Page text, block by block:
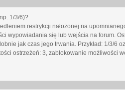
1/3/6)?
restrykcji nałożonej na
wypowiadania się lub wejścia na forum.
jak czas jego trwania. Przykład: 1/3/6
ostrzeżeń: 3, zablokowanie możliwości